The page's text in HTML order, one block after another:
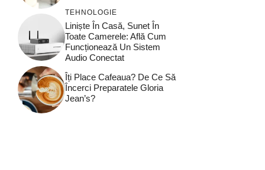
TEHNOLOGIE
Liniște În Casă, Sunet În
Toate Camerele: Află Cum
Funcționează Un Sistem
Audio Conectat
Îți Place Cafeaua? De Ce Să
Încerci Preparatele Gloria
Jean’s?